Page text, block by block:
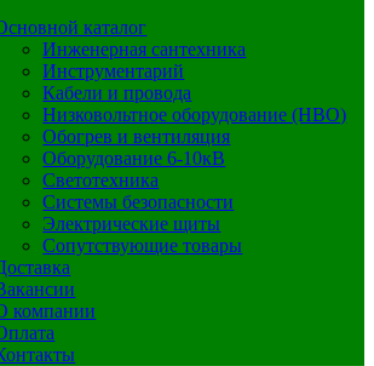
каталог
Инженерная сантехника
Инструментарий
Кабели и провода
Низковольтное оборудование (НВО)
Обогрев и вентиляция
Оборудование 6-10кВ
Светотехника
Системы безопасности
Электрические щиты
Сопутствующие товары
компании